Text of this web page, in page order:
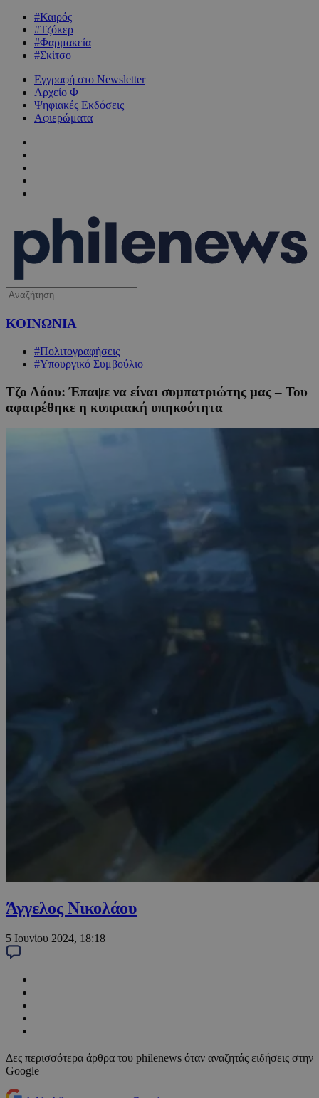
#Καιρός
#Τζόκερ
#Φαρμακεία
#Σκίτσο
Εγγραφή στο Newsletter
Αρχείο Φ
Ψηφιακές Εκδόσεις
Αφιερώματα
ΚΟΙΝΩΝΙΑ
#Πολιτογραφήσεις
#Υπουργικό Συμβούλιο
Τζο Λόου: Έπαψε να είναι συμπατριώτης μας – Του
αφαιρέθηκε η κυπριακή υπηκοότητα
Άγγελος Νικολάου
5 Ιουνίου 2024, 18:18
Δες περισσότερα άρθρα του philenews όταν αναζητάς ειδήσεις στην
Google